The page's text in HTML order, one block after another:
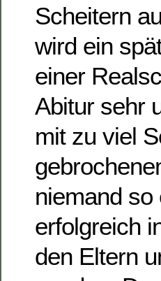
Scheitern
wird ein
einer
Abitur sehr
mit zu viel
niemand so
erfolgreich
den Eltern